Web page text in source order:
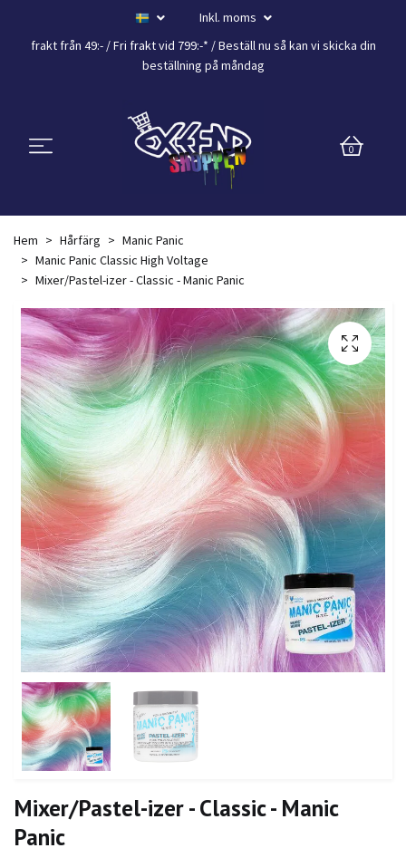
Inkl. moms
frakt från 49:- /Fri frakt vid 799:-* / Beställ nu så kan vi skicka din
beställning på måndag
0
Hem Hårfärg
Manic Panic
Manic Panic Classic High Voltage
Mixer/Pastel-izer - Classic - Manic Panic
Mixer/Pastel-izer - Classic - Manic
Panic